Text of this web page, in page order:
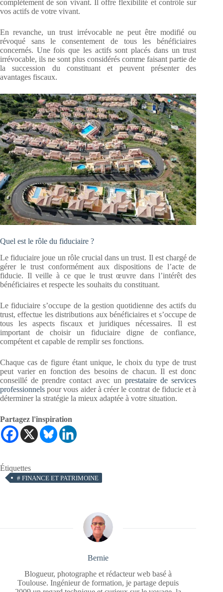
complètement de son vivant. Il offre flexibilité et contrôle sur
vos actifs de votre vivant.
En revanche, un trust irrévocable ne peut être modifié ou
révoqué sans le consentement de tous les bénéficiaires
concernés. Une fois que les actifs sont placés dans un trust
irrévocable, ils ne sont plus considérés comme faisant partie de
la succession du constituant et peuvent présenter des
avantages fiscaux.
Quel est le rôle du fiduciaire ?
Le fiduciaire joue un rôle crucial dans un trust. Il est chargé de
gérer le trust conformément aux dispositions de l’acte de
fiducie. Il veille à ce que le trust œuvre dans l’intérêt des
bénéficiaires et respecte les souhaits du constituant.
Le fiduciaire s’occupe de la gestion quotidienne des actifs du
trust, effectue les distributions aux bénéficiaires et s’occupe de
tous les aspects fiscaux et juridiques nécessaires. Il est
important de choisir un fiduciaire digne de confiance,
compétent et capable de remplir ses fonctions.
Chaque cas de figure étant unique, le choix du type de trust
peut varier en fonction des besoins de chacun. Il est donc
conseillé de prendre contact avec un prestataire de services
professionnels pour vous aider à créer le contrat de fiducie et à
déterminer la stratégie la mieux adaptée à votre situation.
Partagez l'inspiration
Étiquettes
# FINANCE ET PATRIMOINE
Bernie
Blogueur, photographe et rédacteur web basé à
Toulouse. Ingénieur de formation, je partage depuis